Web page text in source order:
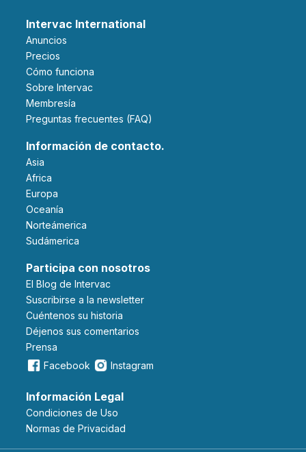
Intervac International
Anuncios
Precios
Cómo funciona
Sobre Intervac
Membresía
Preguntas frecuentes (FAQ)
Información de contacto.
Asia
Africa
Europa
Oceanía
Norteámerica
Sudámerica
Participa con nosotros
El Blog de Intervac
Suscribirse a la newsletter
Cuéntenos su historia
Déjenos sus comentarios
Prensa
Facebook
Instagram
Información Legal
Condiciones de Uso
Normas de Privacidad